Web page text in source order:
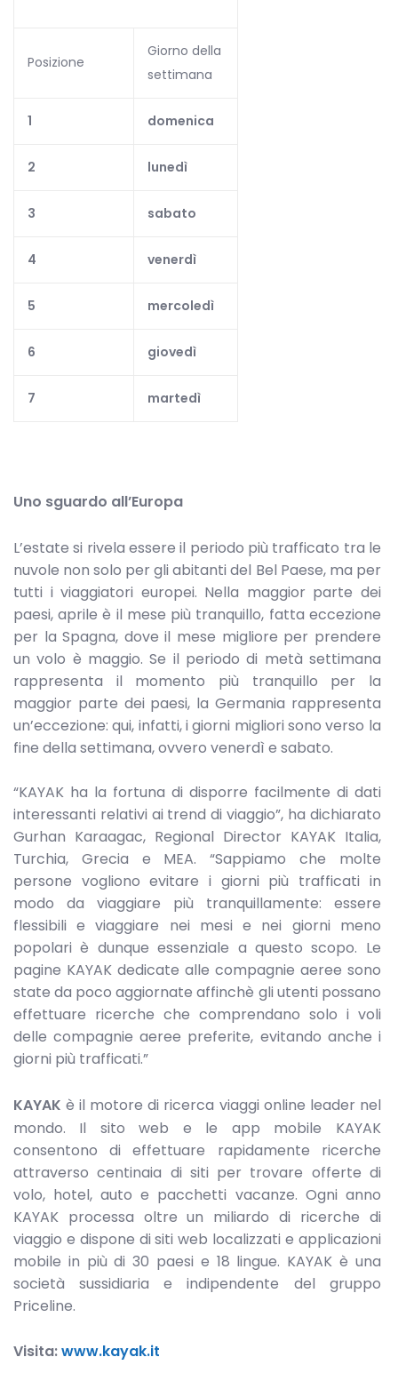
Posizione
Giorno della
settimana
1 domenica
2 lunedì
3 sabato
4 venerdì
5 mercoledì
6 giovedì
7 martedì
Uno sguardo all’Europa
L’estate si rivela essere il periodo più trafficato tra le
nuvole non solo per gli abitanti del Bel Paese, ma per
tutti i viaggiatori europei. Nella maggior parte dei
paesi, aprile è il mese più tranquillo, fatta eccezione
per la Spagna, dove il mese migliore per prendere
un volo è maggio. Se il periodo di metà settimana
rappresenta il momento più tranquillo per la
maggior parte dei paesi, la Germania rappresenta
un’eccezione: qui, infatti, i giorni migliori sono verso la
fine della settimana, ovvero venerdì e sabato.
“KAYAK ha la fortuna di disporre facilmente di dati
interessanti relativi ai trend di viaggio”, ha dichiarato
Gurhan Karaagac, Regional Director KAYAK Italia,
Turchia, Grecia e MEA. “Sappiamo che molte
persone vogliono evitare i giorni più trafficati in
modo da viaggiare più tranquillamente: essere
flessibili e viaggiare nei mesi e nei giorni meno
popolari è dunque essenziale a questo scopo. Le
pagine KAYAK dedicate alle compagnie aeree sono
state da poco aggiornate affinchè gli utenti possano
effettuare ricerche che comprendano solo i voli
delle compagnie aeree preferite, evitando anche i
giorni più trafficati.”
KAYAK è il motore di ricerca viaggi online leader nel
mondo. Il sito web e le app mobile KAYAK
consentono di effettuare rapidamente ricerche
attraverso centinaia di siti per trovare offerte di
volo, hotel, auto e pacchetti vacanze. Ogni anno
KAYAK processa oltre un miliardo di ricerche di
viaggio e dispone di siti web localizzati e applicazioni
mobile in più di 30 paesi e 18 lingue. KAYAK è una
società sussidiaria e indipendente del gruppo
Priceline.
Visita:www.kayak.it